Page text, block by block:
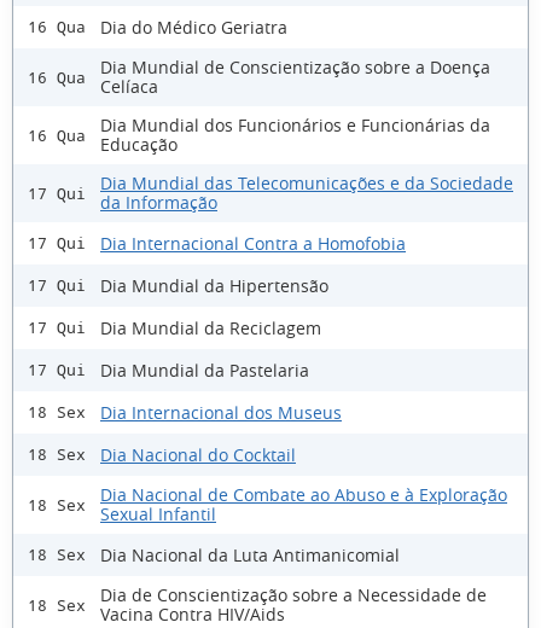
16 Qua Dia do Médico Geriatra
16 Qua
Dia Mundial de Conscientização sobre a Doença
Celíaca
16 Qua
Dia Mundial dos Funcionários e Funcionárias da
Educação
17 Qui
Dia Mundial das Telecomunicações e da Sociedade
da Informação
17 Qui Dia Internacional Contra a Homofobia
17 Qui Dia Mundial da Hipertensão
17 Qui Dia Mundial da Reciclagem
17 Qui Dia Mundial da Pastelaria
18 Sex Dia Internacional dos Museus
18 Sex Dia Nacional do Cocktail
18 Sex
Dia Nacional de Combate ao Abuso e à Exploração
Sexual Infantil
18 Sex Dia Nacional da Luta Antimanicomial
18 Sex
Dia de Conscientização sobre a Necessidade de
Vacina Contra HIV/Aids